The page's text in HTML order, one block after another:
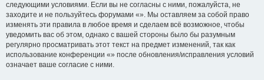
следующими условиями. Если вы не согласны с ними, пожалуйста, не
заходите и не пользуйтесь форумами «». Мы оставляем за собой право
изменять эти правила в любое время и сделаем всё возможное, чтобы
уведомить вас об этом, однако с вашей стороны было бы разумным
регулярно просматривать этот текст на предмет изменений, так как
использование конференции «» после обновления/исправления условий
означает ваше согласие с ними.